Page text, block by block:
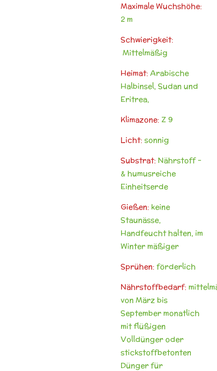
Maximale Wuchshöhe:
2 m
Schwierigkeit:
Mittelmäßig
Heimat: Arabische
Halbinsel, Sudan und
Eritrea,
Klimazone: Z 9
Licht: sonnig
Substrat: Nährstoff -
& humusreiche
Einheitserde
Gießen: keine
Staunässe,
Handfeucht halten, im
Winter mäßiger
Sprühen: förderlich
Nährstoffbedarf:
von März bis
September monatlich
mit flüßigen
Volldünger oder
stickstoffbetonten
Dünger für